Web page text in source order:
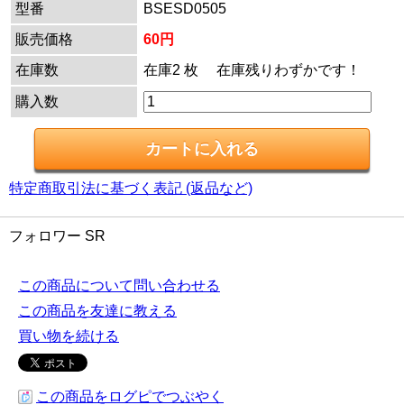
型番
BSESD0505
販売価格
60円
在庫数
在庫2 枚 在庫残りわずかです！
購入数
特定商取引法に基づく表記 (返品など)
フォロワー SR
この商品について問い合わせる
この商品を友達に教える
買い物を続ける
この商品をログピでつぶやく